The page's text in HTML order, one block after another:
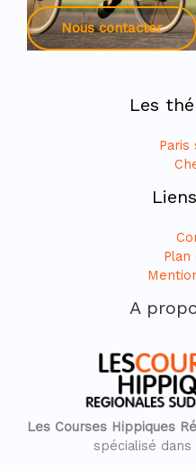
Nous contacter
Les
Plan
A
Les Courses Hippiques
spécialisé